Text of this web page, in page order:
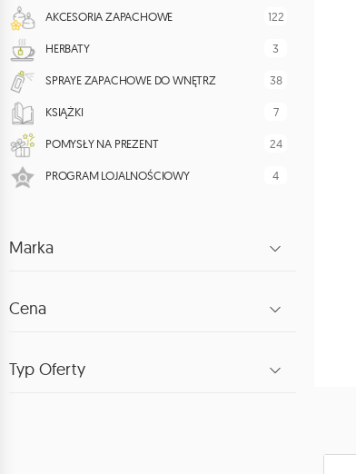
AKCESORIA ZAPACHOWE 122
HERBATY 3
SPRAYE ZAPACHOWE DO WNĘTRZ 38
KSIĄŻKI 7
POMYSŁY NA PREZENT 24
PROGRAM LOJALNOŚCIOWY 4
Marka
Cena
Typ Oferty